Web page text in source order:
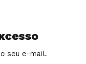
seu e-mail.